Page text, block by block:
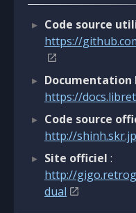
Code source
https://
https://
Code source
http://
Site officiel :
http://
dual